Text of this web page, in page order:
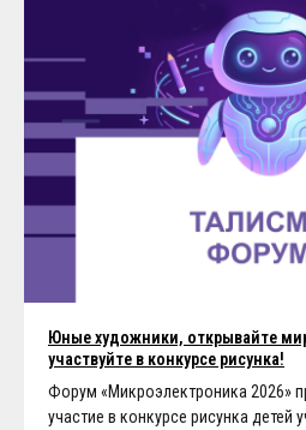
Юные художники, открывайте
участвуйте в конкурсе рисунка!
Форум «Микроэлектроника 2026»
участие в конкурсе рисунка детей